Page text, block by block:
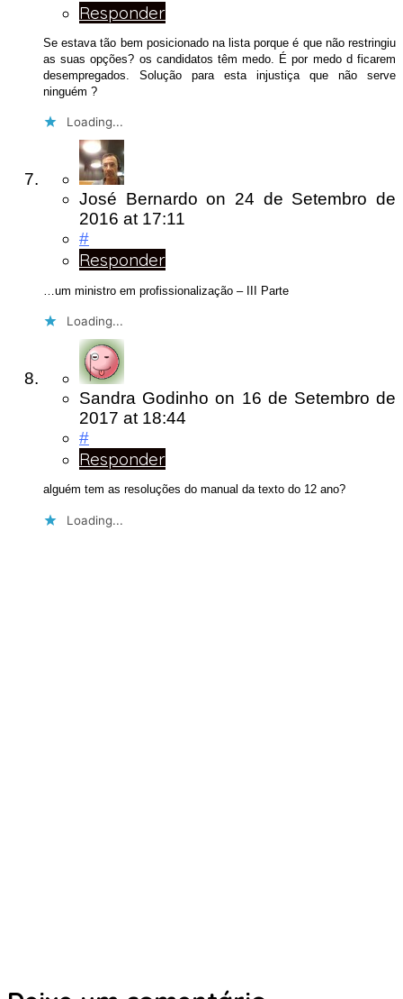
Responder
Se estava tão bem posicionado na lista porque é que não restringiu
as suas opções? os candidatos têm medo. É por medo d ficarem
desempregados. Solução para esta injustiça que não serve
ninguém ?
Loading...
José Bernardo on 24 de Setembro de
2016 at 17:11
#
Responder
…um ministro em profissionalização – III Parte
Loading...
Sandra Godinho on 16 de Setembro de
2017 at 18:44
#
Responder
alguém tem as resoluções do manual da texto do 12 ano?
Loading...